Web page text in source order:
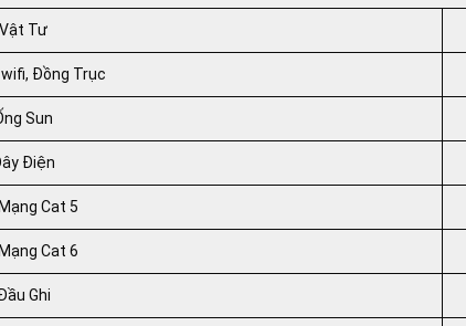
Vật Tư
Đồng Trục
Sun
Điện
Cat 5
Cat 6
Ghi